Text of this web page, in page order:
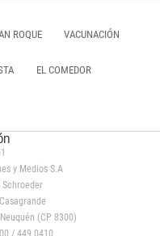
ROQUE VACUNACIÓN
EL COMEDOR
y Medios S.A
(CP 8300)
/ 449 0410